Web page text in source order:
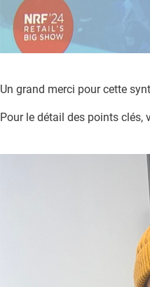
Un grand merci pour cette
Pour le détail des points clés,